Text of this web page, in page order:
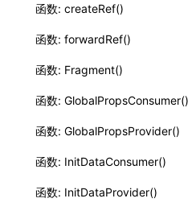
函数: createRef()
函数: forwardRef()
函数: Fragment()
函数: GlobalPropsConsumer()
函数: GlobalPropsProvider()
函数: InitDataConsumer()
函数: InitDataProvider()